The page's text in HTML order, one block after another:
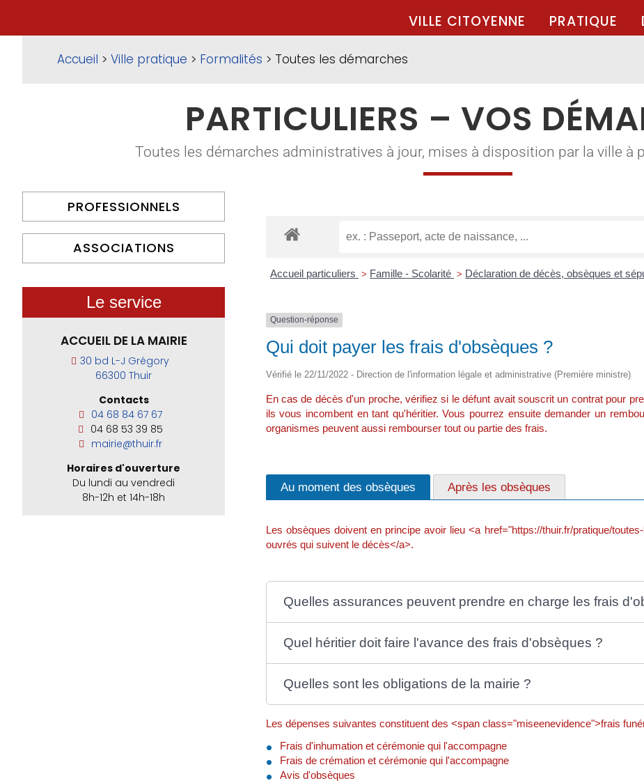
VILLE CITOYENNE PRATIQUE
Accueil > Ville pratique > Formalités > Toutes les démarches
PARTICULIERS – VOS
Toutes les démarches administratives à jour, mises à disposition par la ville à
PROFESSIONNELS
ASSOCIATIONS
Le service
ACCUEIL DE LA MAIRIE
30 bd L-J Grégory
66300 Thuir
Contacts
04 68 84 67 67
04 68 53 39 85
mairie@thuir.fr
Horaires d'ouverture
Du lundi au vendredi
8h-12h et 14h-18h
Accueil particuliers > Famille - Scolarité > Déclaration de décès, obsèques et
Question-réponse
Qui doit payer les frais d'obsèques ?
Vérifié le 22/11/2022 - Direction de l'information légale et administrative (Première ministre)
En cas de décès d'un proche, vérifiez si le défunt avait souscrit un contrat pour
ils vous incombent en tant qu'héritier. Vous pourrez ensuite demander un
organismes peuvent aussi rembourser tout ou partie des frais.
Au moment des obsèques Après les obsèques
Les obsèques doivent en principe avoir lieu <a href="https://thuir.fr/pratique/
ouvrés qui suivent le décès</a>.
Quelles assurances peuvent prendre en charge les frais
Quel héritier doit faire l'avance des frais d'obsèques ?
Quelles sont les obligations de la mairie ?
Les dépenses suivantes constituent des <span class="miseenevidence">frais
Frais d'inhumation et cérémonie qui l'accompagne
Frais de crémation et cérémonie qui l'accompagne
Avis d'obsèques